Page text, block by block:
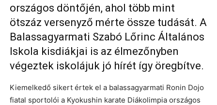
országos döntőjén, ahol több mint
ötszáz versenyző mérte össze tudását. A
Balassagyarmati Szabó Lőrinc Általános
Iskola kisdiákjai is az élmezőnyben
végeztek iskolájuk jó hírét így öregbítve.
Kiemelkedő sikert értek el a balassagyarmati Ronin Dojo
fiatal sportolói a Kyokushin karate Diákolimpia országos